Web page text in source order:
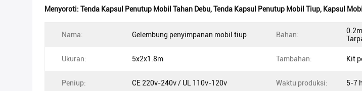
Menyoroti: Tenda Kapsul Penutup Mobil Tahan Debu,Tenda Kapsul Penutup Mobil Tiup, Kapsul
Nama: Gelembung penyimpanan mobil tiup Bahan:
Ukuran: 5x2x1.8m Tambahan: Kit
Peniup: CE 220v-240v / UL 110v-120v Waktu produksi: 5-7